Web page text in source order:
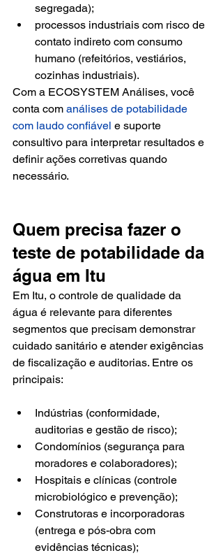
segregada);
processos industriais com risco de
contato indireto com consumo
humano (refeitórios, vestiários,
cozinhas industriais).
Com a ECOSYSTEM Análises, você
conta com análises de potabilidade
com laudo confiável e suporte
consultivo para interpretar resultados e
definir ações corretivas quando
necessário.
Quem precisa fazer o
teste de potabilidade da
água em Itu
Em Itu, o controle de qualidade da
água é relevante para diferentes
segmentos que precisam demonstrar
cuidado sanitário e atender exigências
de fiscalização e auditorias. Entre os
principais:
Indústrias (conformidade,
auditorias e gestão de risco);
Condomínios (segurança para
moradores e colaboradores);
Hospitais e clínicas (controle
microbiológico e prevenção);
Construtoras e incorporadoras
(entrega e pós-obra com
evidências técnicas);